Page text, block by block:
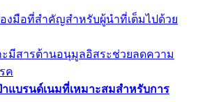
องมือที่สำคัญสำหรับผู้นำที่เต็มไปด้วย
ะมีสารต้านอนุมูลอิสระช่วยลดความ
ค
าแบรนด์เนมที่เหมาะสมสำหรับการ